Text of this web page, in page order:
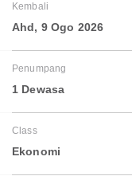
Kembali
Ahd, 9 Ogo 2026
Penumpang
1 Dewasa
Class
Ekonomi